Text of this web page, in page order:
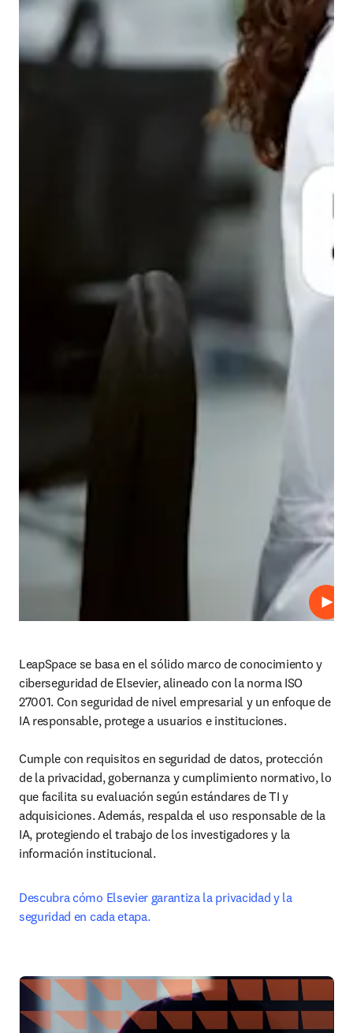
LeapSpace se basa en el sólido marco de conocimiento y
ciberseguridad de Elsevier, alineado con la norma ISO
27001. Con seguridad de nivel empresarial y un enfoque de
IA responsable, protege a usuarios e instituciones.
Cumple con requisitos en seguridad de datos, protección
de la privacidad, gobernanza y cumplimiento normativo, lo
que facilita su evaluación según estándares de TI y
adquisiciones. Además, respalda el uso responsable de la
IA, protegiendo el trabajo de los investigadores y la
información institucional.
Descubra cómo Elsevier garantiza la privacidad y la
seguridad en cada etapa.